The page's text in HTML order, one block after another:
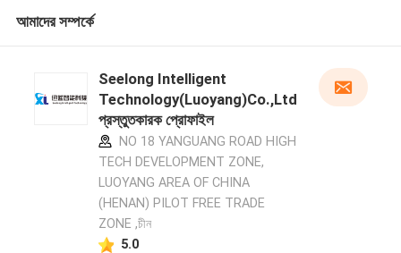
আমাদের সম্পর্কে
Seelong Intelligent
Technology(Luoyang)Co.,Ltd
প্রস্তুতকারক প্রোফাইল
NO 18 YANGUANG ROAD HIGH
TECH DEVELOPMENT ZONE,
LUOYANG AREA OF CHINA
(HENAN) PILOT FREE TRADE
ZONE ,চীন
5.0